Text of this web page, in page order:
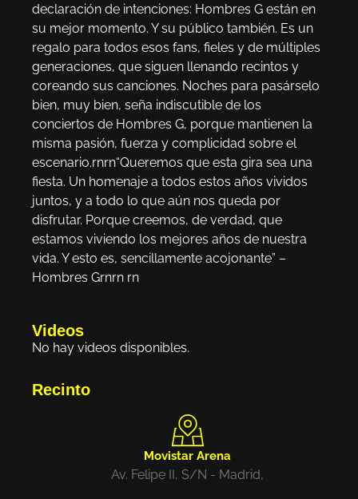
declaración de intenciones: Hombres G están en
su mejor momento. Y su público también. Es un
regalo para todos esos fans, fieles y de múltiples
generaciones, que siguen llenando recintos y
coreando sus canciones. Noches para pasárselo
bien, muy bien, seña indiscutible de los
conciertos de Hombres G, porque mantienen la
misma pasión, fuerza y complicidad sobre el
escenario.rnrn“Queremos que esta gira sea una
fiesta. Un homenaje a todos estos años vividos
juntos, y a todo lo que aún nos queda por
disfrutar. Porque creemos, de verdad, que
estamos viviendo los mejores años de nuestra
vida. Y esto es, sencillamente acojonante” –
Hombres Grnrn rn
Videos
No hay videos disponibles.
Recinto
Movistar Arena
Av. Felipe II, S/N - Madrid,